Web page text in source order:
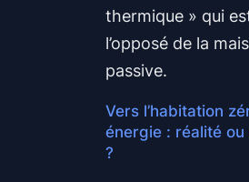
thermique » qui
l’opposé de la
passive.
Vers l’habitation
énergie : réalité ou
?